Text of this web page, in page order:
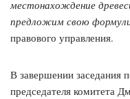
местонахождение
предложим свою
правового управления.
В завершении заседания
председателя комитета